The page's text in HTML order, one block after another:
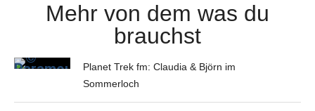
Mehr von dem was du
brauchst
Planet Trek fm: Claudia & Björn im
Sommerloch